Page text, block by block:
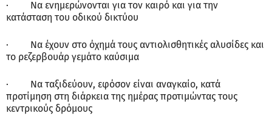
· Να ενημερώνονται για τον καιρό και για την
κατάσταση του οδικού δικτύου
· Να έχουν στο όχημά τους αντιολισθητικές αλυσίδες και
το ρεζερβουάρ γεμάτο καύσιμα
· Να ταξιδεύουν, εφόσον είναι αναγκαίο, κατά
προτίμηση στη διάρκεια της ημέρας προτιμώντας τους
κεντρικούς δρόμους